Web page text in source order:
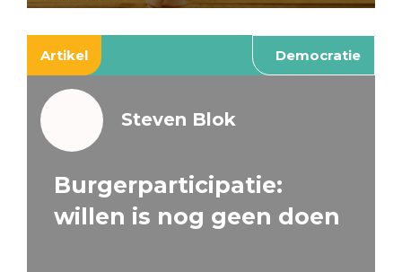
Artikel Democratie
Steven Blok
Burgerparticipatie:
willen is nog geen doen